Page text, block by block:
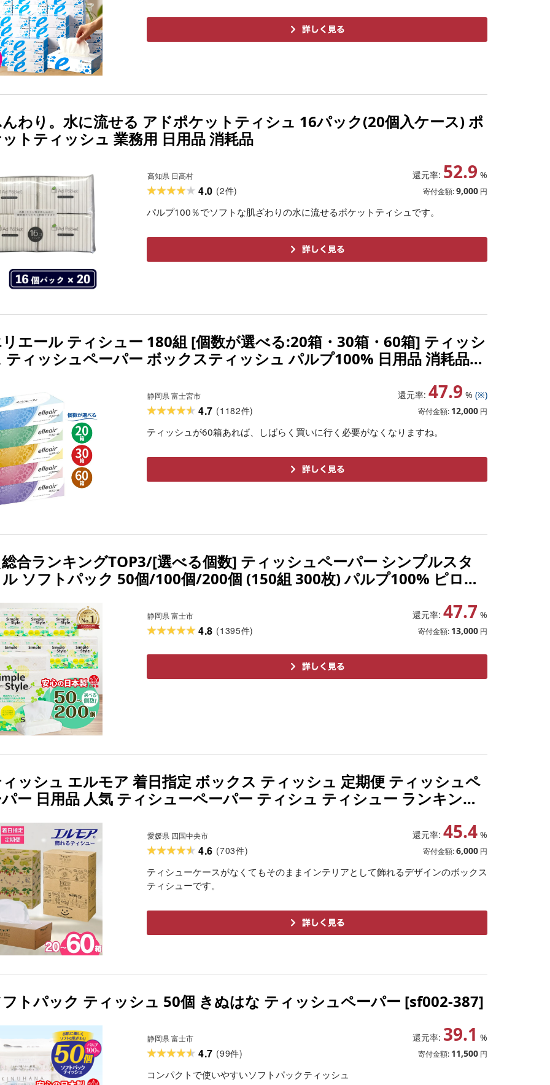
わり。水に流せる アドポケットティシュ 16パック(20個入ケース) ポ
トティッシュ 業務用 日用品 消耗品
高知県 日高村 還元率: 52.9 %
寄付金額:9,000 円
4.0 (2件)
パルプ100％でソフトな肌ざわりの水に流せるポケットティシュです。
エール ティシュー 180組 [個数が選べる:20箱・30箱・60箱] ティッシ
ティッシュペーパー ボックスティッシュ パルプ100% 日用品 消耗品
静岡県 富士宮市 還元率: 47.9 % (※)
寄付金額: 12,000 円
4.7 (1182件)
ティッシュが60箱あれば、しばらく買いに行く必要がなくなりますね。
合ランキングTOP3/[選べる個数] ティッシュペーパー シンプルスタ
ソフトパック 50個/100個/200個 (150組 300枚) パルプ100% ピロー
送料無料 富士市[sf002-023-254]
静岡県 富士市 還元率: 47.7 %
寄付金額: 13,000 円
4.8 (1395件)
ッシュ エルモア 着日指定 ボックス ティッシュ 定期便 ティッシュペ
ー 日用品 人気 ティシューペーパー ティシュ ティシュー ランキング
愛媛県 四国中央市
愛媛県 四国中央市 還元率: 45.4 %
寄付金額:6,000 円
4.6 (703件)
ティシューケースがなくてもそのままインテリアとして飾れるデザインのボックス
ティシューです。
トパック ティッシュ 50個 きぬはな ティッシュペーパー [sf002-387]
静岡県 富士市 還元率: 39.1 %
寄付金額: 11,500 円
4.7 (99件)
コンパクトで使いやすいソフトパックティッシュ